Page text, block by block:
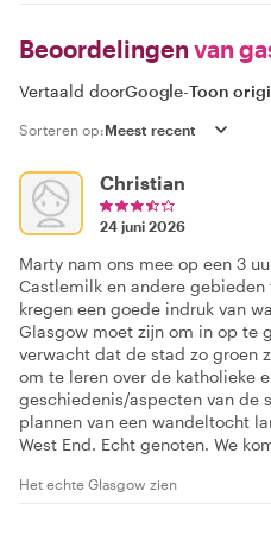
Beoordelingen van
Vertaald doorGoogle-Toon
Sorteren op:
Christian
24 juni 2026
Marty nam ons mee op een 3
Castlemilk en andere gebieden
kregen een goede indruk van
Glasgow moet zijn om in op te
verwacht dat de stad zo groen
om te leren over de katholieke
geschiedenis/aspecten van de
plannen van een wandeltocht
West End. Echt genoten. We
Het echte Glasgow zien